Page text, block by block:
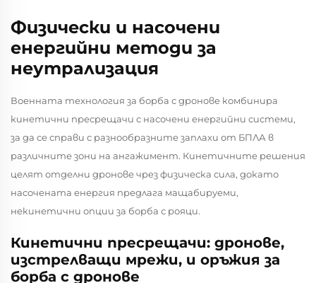
Физически и насочени
енергийни методи за
неутрализация
Военната технология за борба с дронове комбинира
кинетични пресрещачи с насочени енергийни системи,
за да се справи с разнообразните заплахи от БПЛА в
различните зони на ангажимент. Кинетичните решения
целят отделни дронове чрез физическа сила, докато
насочената енергия предлага мащабируеми,
некинетични опции за борба с рояци.
Кинетични пресрещачи: дронове,
изстрелващи мрежи, и оръжия за
борба с дронове